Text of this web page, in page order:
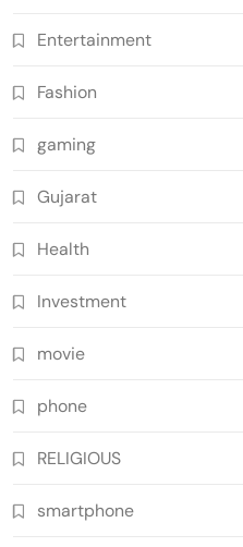
Entertainment
Fashion
gaming
Gujarat
Health
Investment
movie
phone
RELIGIOUS
smartphone